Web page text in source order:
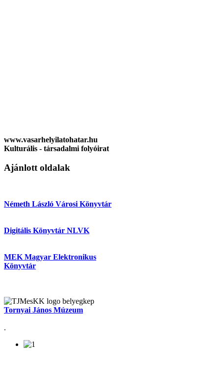
www.vasarhelyilatohatar.hu
Kulturális - társadalmi folyóirat
Ajánlott oldalak
Németh László Városi Könyvtár
Digitális Könyvtár NLVK
MEK Magyar Elektronikus
Könyvtár
Tornyai János Múzeum
.